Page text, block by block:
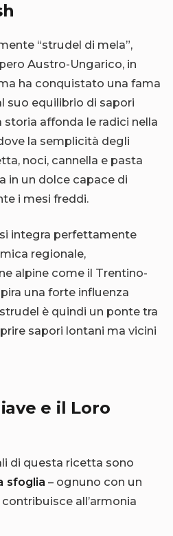
“strudel di mela”,
Austro-Ungarico, in
ha conquistato una fama
suo equilibrio di sapori
storia affonda le radici nella
la semplicità degli
noci, cannella e pasta
in un dolce capace di
i mesi freddi.
integra perfettamente
regionale,
alpine come il Trentino-
una forte influenza
è quindi un ponte tra
sapori lontani ma vicini
e il Loro
di questa ricetta sono
sfoglia – ognuno con un
all’armonia